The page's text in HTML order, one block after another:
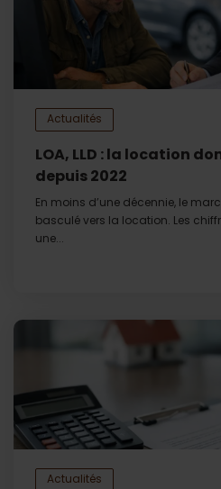
Actualités
LOA, LLD : la location
depuis 2022
En moins d’une décennie, le
basculé vers la location. Les
une...
Actualités